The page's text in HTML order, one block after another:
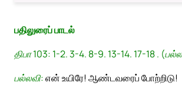
பதிலுரைப் பாடல்
திபா 103: 1-2. 3-4. 8-9. 13-14. 17-18 .
பல்லவி:என் உயிரே! ஆண்டவரைப் போற்றிடு!